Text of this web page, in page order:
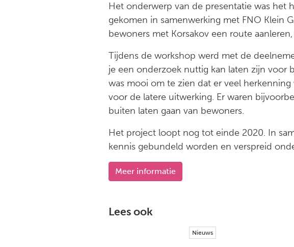
Het onderwerp van de presentatie was het
gekomen in samenwerking met FNO Klein
bewoners met Korsakov een route
Tijdens de workshop werd met de
je een onderzoek nuttig kan laten zijn voor
was mooi om te zien dat er veel
voor de latere uitwerking. Er waren
buiten laten gaan van bewoners.
Het project loopt nog tot einde 2020. In
kennis gebundeld worden en verspreid
Meer informatie
Lees ook
Nieuws